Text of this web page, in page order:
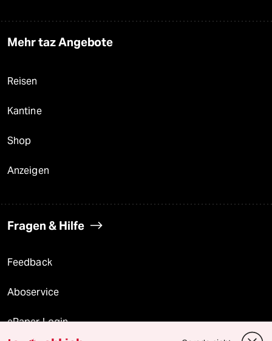
Mehr taz Angebote
Reisen
Kantine
Shop
Anzeigen
Fragen & Hilfe
Feedback
Aboservice
ePaper Login